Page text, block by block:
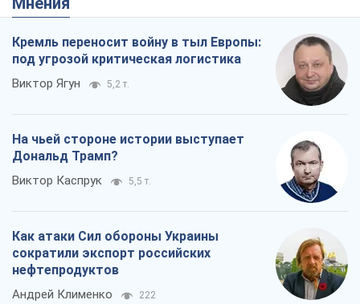
Кремль переносит войну в тыл Европы:
под угрозой критическая логистика
Виктор Ягун 5,2 т.
На чьей стороне истории выступает
Дональд Трамп?
Виктор Каспрук 5,5 т.
Как атаки Сил обороны Украины
сократили экспорт российских
нефтепродуктов
Андрей Клименко 222